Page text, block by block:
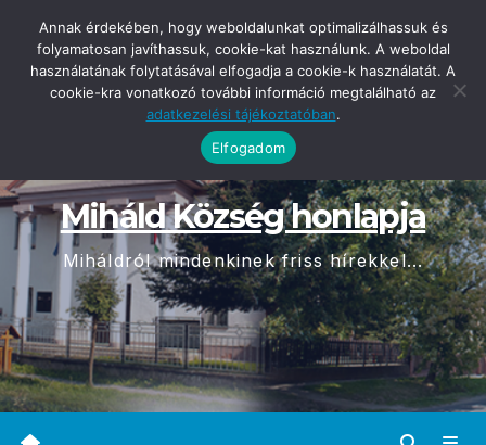
content
2026-08-10 05:57
Miháld Község honlapja
Miháldról mindenkinek friss hírekkel...
Annak érdekében, hogy weboldalunkat optimalizálhassuk és
folyamatosan javíthassuk, cookie-kat használunk. A weboldal
használatának folytatásával elfogadja a cookie-k használatát. A
cookie-kra vonatkozó további információ megtalálható az
adatkezelési tájékoztatóban.
Elfogadom